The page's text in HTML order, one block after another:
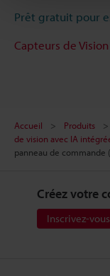
Prêt gratuit pour
Capteurs de Vision
Accueil Produits
de vision avec IA
panneau de commande
Créez votre
Inscrivez-